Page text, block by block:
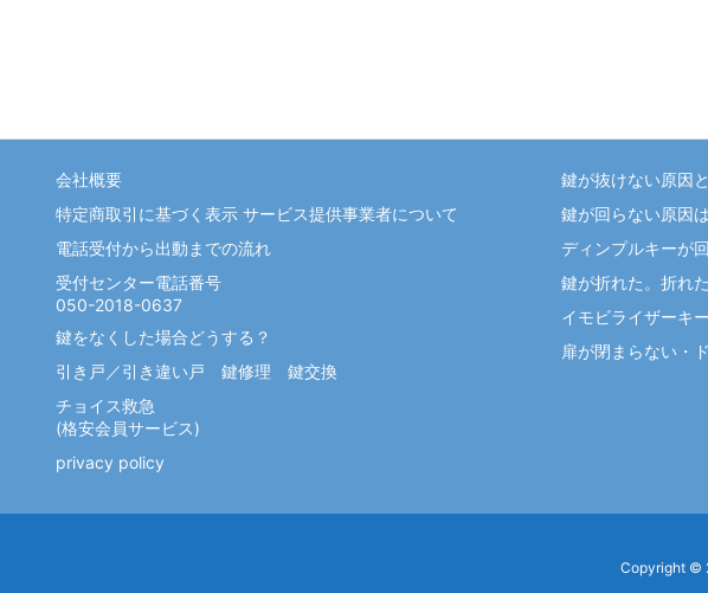
会社概要
特定商取引に基づく表示 サービス提供事業者について
電話受付から出動までの流れ
受付センター電話番号
050-2018-0637
鍵をなくした場合どうする？
引き戸／引き違い戸 鍵修理 鍵交換
チョイス救急
(格安会員サービス)
privacy policy
鍵が抜けない原因
鍵が回らない原因
ディンプルキーが
鍵が折れた。折れ
イモビライザーキ
扉が閉まらない・
Copyright ©